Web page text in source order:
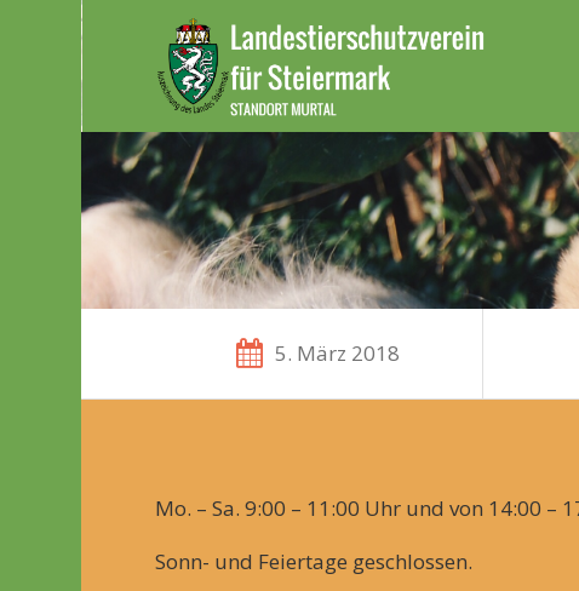
5. März 2018
Mo. – Sa. 9:00 – 11:00 Uhr und von 14:00 –
Sonn- und Feiertage geschlossen.